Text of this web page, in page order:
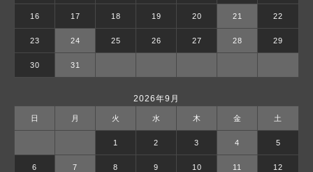
16 17 18 19 20 21 22
23 24 25 26 27 28 29
30 31
2026年9月
日 月 火 水 木 金 土
1 2 3 4 5
6 7 8 9 10 11 12